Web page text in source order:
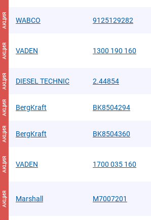
АКЦИЯ WABCO 9125129282
АКЦИЯ VADEN 1300 190 160
АКЦИЯ DIESEL TECHNIC 2.44854
АКЦИЯ BergKraft BK8504294
АКЦИЯ BergKraft BK8504360
АКЦИЯ VADEN 1700 035 160
АКЦИЯ Marshall M7007201